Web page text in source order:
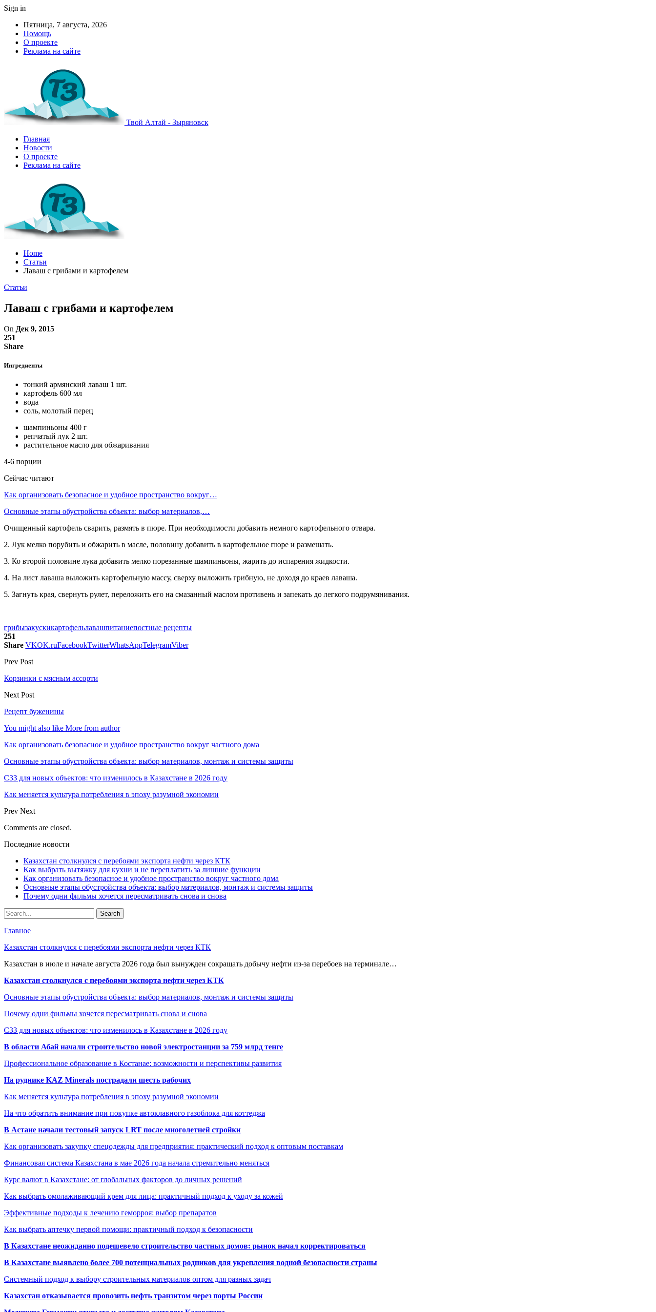
Sign in
Пятница, 7 августа, 2026
Помощь
О проекте
Реклама на сайте
Твой Алтай - Зыряновск
Главная
Новости
О проекте
Реклама на сайте
Home
Статьи
Лаваш с грибами и картофелем
Статьи
Лаваш с грибами и картофелем
On Дек 9, 2015
251
Share
Ингредиенты
тонкий армянский лаваш 1 шт.
картофель 600 мл
вода
соль, молотый перец
шампиньоны 400 г
репчатый лук 2 шт.
растительное масло для обжаривания
4-6 порции
Сейчас читают
Как организовать безопасное и удобное пространство вокруг…
Основные этапы обустройства объекта: выбор материалов,…
Очищенный картофель сварить, размять в пюре. При необходимости добавить немного картофельного отвара.
2. Лук мелко порубить и обжарить в масле, половину добавить в картофельное пюре и размешать.
3. Ко второй половине лука добавить мелко порезанные шампиньоны, жарить до испарения жидкости.
4. На лист лаваша выложить картофельную массу, сверху выложить грибную, не доходя до краев лаваша.
5. Загнуть края, свернуть рулет, переложить его на смазанный маслом противень и запекать до легкого подрумянивания.
грибызакускикартофельлавашпитаниепостные рецепты
251
Share VKOK.ruFacebookTwitterWhatsAppTelegramViber
Prev Post
Корзинки с мясным ассорти
Next Post
Рецепт буженины
You might also like More from author
Как организовать безопасное и удобное пространство вокруг частного дома
Основные этапы обустройства объекта: выбор материалов, монтаж и системы защиты
СЗЗ для новых объектов: что изменилось в Казахстане в 2026 году
Как меняется культура потребления в эпоху разумной экономии
Prev Next
Comments are closed.
Последние новости
Казахстан столкнулся с перебоями экспорта нефти через КТК
Как выбрать вытяжку для кухни и не переплатить за лишние функции
Как организовать безопасное и удобное пространство вокруг частного дома
Основные этапы обустройства объекта: выбор материалов, монтаж и системы защиты
Почему одни фильмы хочется пересматривать снова и снова
Главное
Казахстан столкнулся с перебоями экспорта нефти через КТК
Казахстан в июле и начале августа 2026 года был вынужден сокращать добычу нефти из-за перебоев на терминале…
Казахстан столкнулся с перебоями экспорта нефти через КТК
Основные этапы обустройства объекта: выбор материалов, монтаж и системы защиты
Почему одни фильмы хочется пересматривать снова и снова
СЗЗ для новых объектов: что изменилось в Казахстане в 2026 году
В области Абай начали строительство новой электростанции за 759 млрд тенге
Профессиональное образование в Костанае: возможности и перспективы развития
На руднике KAZ Minerals пострадали шесть рабочих
Как меняется культура потребления в эпоху разумной экономии
На что обратить внимание при покупке автоклавного газоблока для коттеджа
В Астане начали тестовый запуск LRT после многолетней стройки
Как организовать закупку спецодежды для предприятия: практический подход к оптовым поставкам
Финансовая система Казахстана в мае 2026 года начала стремительно меняться
Курс валют в Казахстане: от глобальных факторов до личных решений
Как выбрать омолаживающий крем для лица: практичный подход к уходу за кожей
Эффективные подходы к лечению геморроя: выбор препаратов
Как выбрать аптечку первой помощи: практичный подход к безопасности
В Казахстане неожиданно подешевело строительство частных домов: рынок начал корректироваться
В Казахстане выявлено более 700 потенциальных родников для укрепления водной безопасности страны
Системный подход к выбору строительных материалов оптом для разных задач
Казахстан отказывается провозить нефть транзитом через порты России